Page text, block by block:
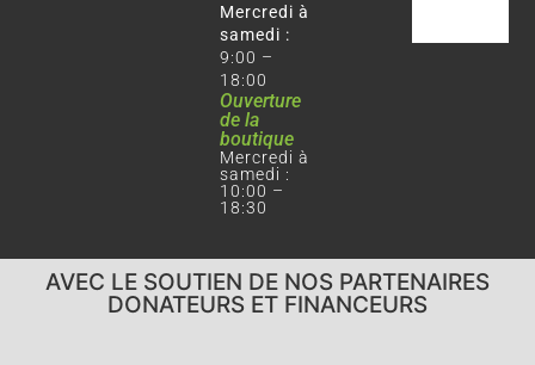
Mercredi à
samedi :
9:00 –
18:00
Ouverture
de la
boutique
Mercredi à
samedi :
10:00 –
18:30
AVEC LE SOUTIEN DE NOS PARTENAIRES
DONATEURS ET FINANCEURS